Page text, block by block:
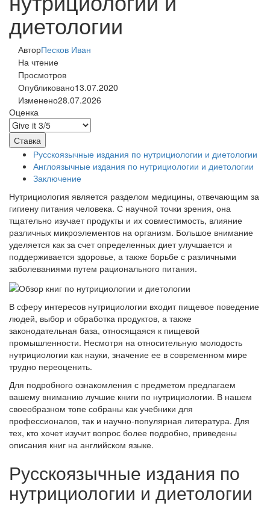
диетологии
АвторПесков Иван
На чтение
Просмотров
Опубликовано13.07.2020
Изменено28.07.2026
Оценка
Русскоязычные издания по нутрициологии и диетологии
Англоязычные издания по нутрициологии и диетологии
Заключение
Нутрициология является разделом медицины, отвечающим за
гигиену питания человека. С научной точки зрения, она
тщательно изучает продукты и их совместимость, влияние
различных микроэлементов на организм. Большое внимание
уделяется как за счет определенных диет улучшается и
поддерживается здоровье, а также борьбе с различными
заболеваниями путем рационального питания.
В сферу интересов нутрициологии входит пищевое поведение
людей, выбор и обработка продуктов, а также
законодательная база, относящаяся к пищевой
промышленности. Несмотря на относительную молодость
нутрициологии как науки, значение ее в современном мире
трудно переоценить.
Для подробного ознакомления с предметом предлагаем
вашему вниманию лучшие книги по нутрициологии. В нашем
своеобразном топе собраны как учебники для
профессионалов, так и научно-популярная литература. Для
тех, кто хочет изучит вопрос более подробно, приведены
описания книг на английском языке.
Русскоязычные издания по
нутрициологии и диетологии